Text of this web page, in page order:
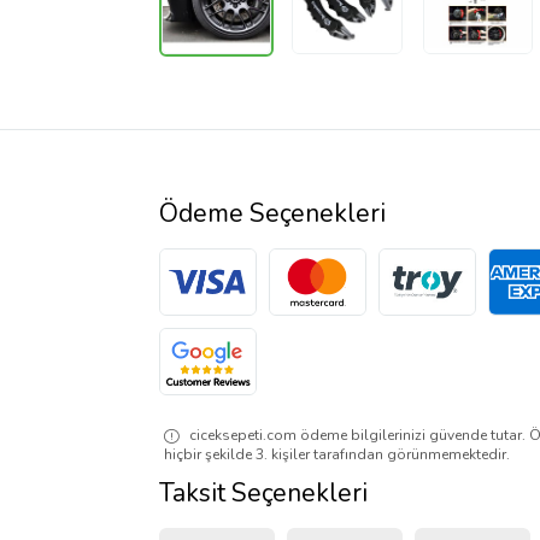
Ödeme Seçenekleri
ciceksepeti.com ödeme bilgilerinizi güvende tutar.
hiçbir şekilde 3. kişiler tarafından görünmemektedir.
Taksit Seçenekleri